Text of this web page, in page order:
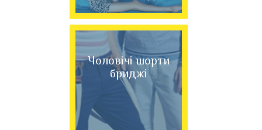
Чоловічі шорти
бриджі